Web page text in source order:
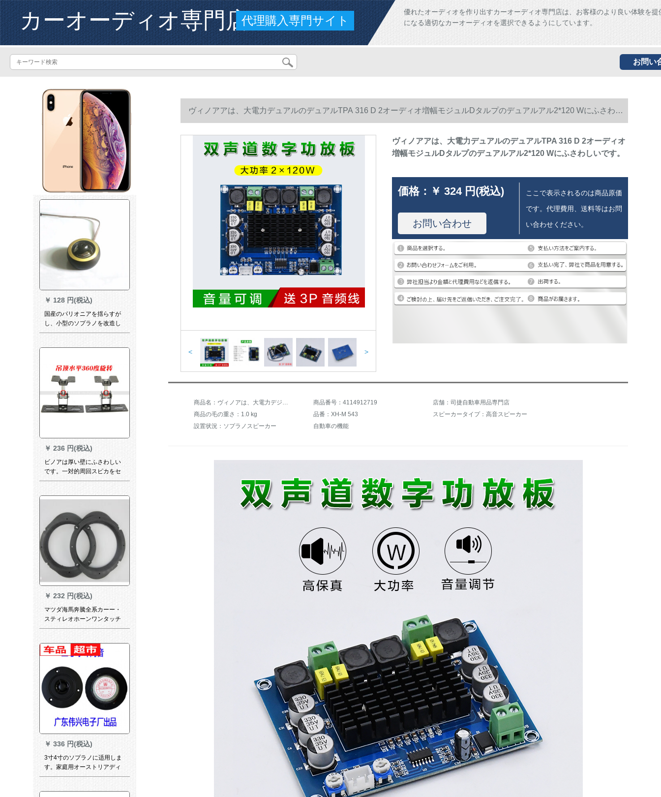
カーオーディオ専門店代理購入専門サイト
優れたオーディオを作り出すカーオーディオ専門店は、お客様のより良い体験を提
になる適切なカーオーディオを選択できるようにしています。
お問い
￥ 128 円(税込)
国産のパリオニアを揺らすが
し、小型のソプラノを改造し
て、高音の頭を持つ。
￥ 236 円(税込)
ビノアは厚い壁にふさわしい
です。一対的周回スピカをセ
ットします。棚吊り壁掛支柱
￥ 232 円(税込)
マツダ海馬奔騰全系カーー・
スティレオホーンワンタッチ
5*7回転6.5ライン取付ブラケ
￥ 336 円(税込)
3寸4寸のソプラノに适用しま
す。家庭用オーストリアディ
ックのシャルムの高音3寸のボ
ヴィノアアは、大電力デュアルのデュアルTPA 316 D 2オーディオ増幅モジュルDタルプのデュアルアル2*120 Wにふさわし
いです。
< >
ヴィノアアは、大電力デュアルのデュアルTPA 316 D 2オーディオ
増幅モジュルDタルプのデュアルアル2*120 Wにふさわしいです。
価格： ￥ 324 円(税込)
お問い合わせ
ここで表示されるのは商品原価
です。代理費用、送料等はお問
い合わせください。
商品名：ヴィノアは、大電力デジタルプロジェクターTPA 316 D 2オーディオアンプモジュールDタイプのデュアルチャンネル2*120 Wに適しています。 商品番号：4114912719
店舗：司捷自動車用品専門店
商品の毛の重さ：1.0 kg
品番：XH-M 543
スピーカータイプ：高音スピーカー
設置状況：ソプラノスピーカー
自動車の機能